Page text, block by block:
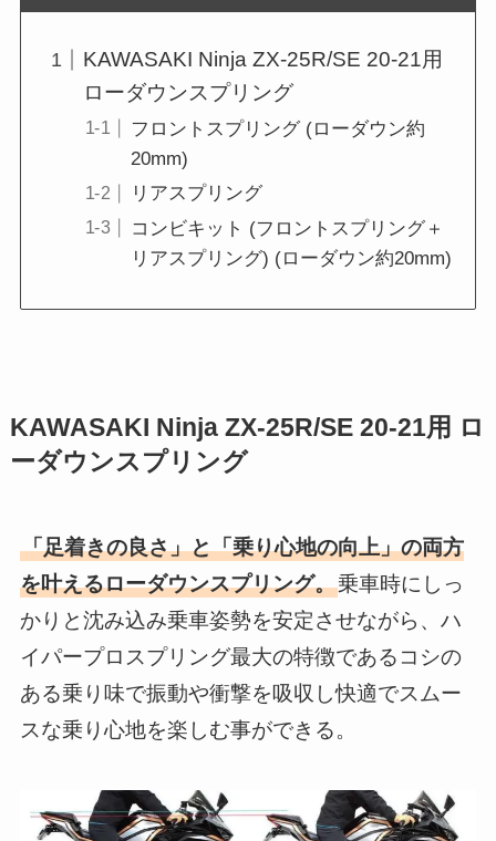
KAWASAKI Ninja ZX-25R/SE 20-21用
ローダウンスプリング
フロントスプリング (ローダウン約
20mm)
リアスプリング
コンビキット (フロントスプリング＋
リアスプリング) (ローダウン約20mm)
KAWASAKI Ninja ZX-25R/SE 20-21用 ロ
ーダウンスプリング
「足着きの良さ」と「乗り心地の向上」の両方
を叶えるローダウンスプリング。乗車時にしっ
かりと沈み込み乗車姿勢を安定させながら、ハ
イパープロスプリング最大の特徴であるコシの
ある乗り味で振動や衝撃を吸収し快適でスムー
スな乗り心地を楽しむ事ができる。